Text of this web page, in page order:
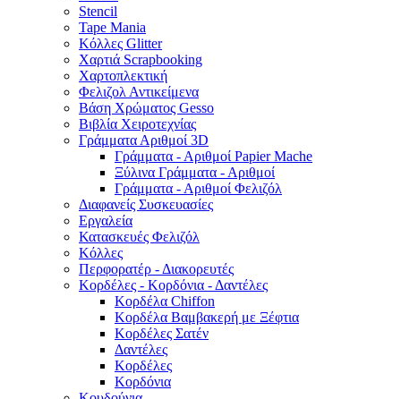
Stencil
Tape Mania
Κόλλες Glitter
Χαρτιά Scrapbooking
Χαρτοπλεκτική
Φελιζολ Αντικείμενα
Βάση Χρώματος Gesso
Βιβλία Χειροτεχνίας
Γράμματα Αριθμοί 3D
Γράμματα - Αριθμοί Papier Mache
Ξύλινα Γράμματα - Αριθμοί
Γράμματα - Αριθμοί Φελιζόλ
Διαφανείς Συσκευασίες
Εργαλεία
Κατασκευές Φελιζόλ
Κόλλες
Περφορατέρ - Διακορευτές
Κορδέλες - Κορδόνια - Δαντέλες
Κορδέλα Chiffon
Κορδέλα Βαμβακερή με Ξέφτια
Κορδέλες Σατέν
Δαντέλες
Κορδέλες
Κορδόνια